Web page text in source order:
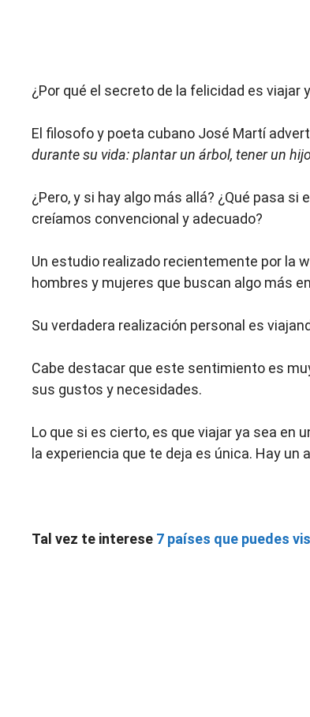
¿Por qué el secreto de la felicidad es viajar
El filosofo y poeta cubano José Martí
durante su vida: plantar un árbol, tener un
¿Pero, y si hay algo más allá? ¿Qué pasa si
creíamos convencional y adecuado?
Un estudio realizado recientemente por la
hombres y mujeres que buscan algo más
Su verdadera realización personal es
Cabe destacar que este sentimiento es
sus gustos y necesidades.
Lo que si es cierto, es que viajar ya sea en
la experiencia que te deja es única. Hay
Tal vez te interese 7 países que puedes